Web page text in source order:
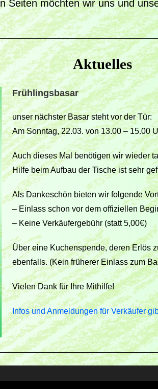
Seiten möchten wir uns und
Aktuelles
Frühlingsbasar
unser nächster Basar steht vor der Tür:
Am Sonntag, 22.03. von 13.00 – 15.00
Auch dieses Mal benötigen wir wieder
Hilfe beim Aufbau der Tische ist sehr
Als Dankeschön bieten wir folgende
– Einlass schon vor dem offiziellen
– Keine Verkäufergebühr (statt 5,00€)
Über eine Kuchenspende, deren Erlös
ebenfalls. (Kein früherer Einlass zum
Vielen Dank für Ihre Mithilfe!
Infos und Anmeldungen für Verkäufer